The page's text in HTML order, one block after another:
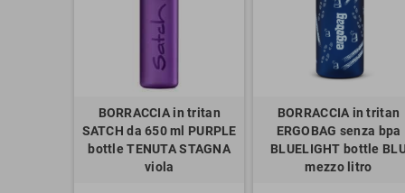
BORRACCIA in tritan
SATCH da 650 ml PURPLE
bottle TENUTA STAGNA
viola
BORRACCIA in tritan
ERGOBAG senza bpa
BLUELIGHT bottle
mezzo litro